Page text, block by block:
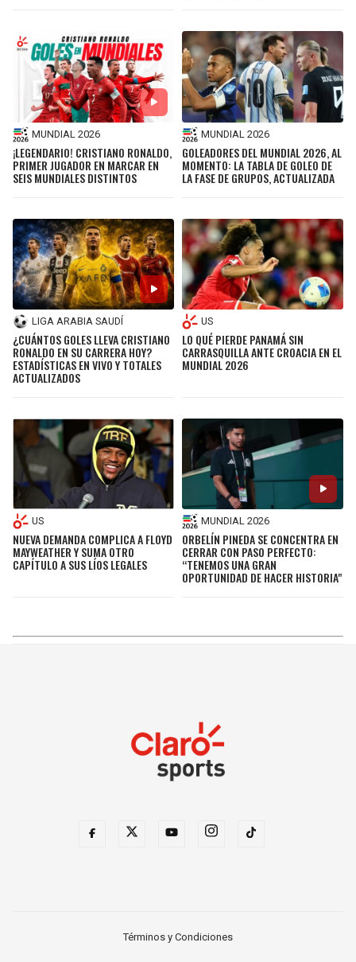
MUNDIAL 2026
¡LEGENDARIO! CRISTIANO RONALDO,
PRIMER JUGADOR EN MARCAR EN
SEIS MUNDIALES DISTINTOS
MUNDIAL 2026
GOLEADORES DEL MUNDIAL 2026, AL
MOMENTO: LA TABLA DE GOLEO DE
LA FASE DE GRUPOS, ACTUALIZADA
LIGA ARABIA SAUDÍ
¿CUÁNTOS GOLES LLEVA CRISTIANO
RONALDO EN SU CARRERA HOY?
ESTADÍSTICAS EN VIVO Y TOTALES
ACTUALIZADOS
US
LO QUÉ PIERDE PANAMÁ SIN
CARRASQUILLA ANTE CROACIA EN EL
MUNDIAL 2026
US
NUEVA DEMANDA COMPLICA A FLOYD
MAYWEATHER Y SUMA OTRO
CAPÍTULO A SUS LÍOS LEGALES
MUNDIAL 2026
ORBELÍN PINEDA SE CONCENTRA EN
CERRAR CON PASO PERFECTO:
“TENEMOS UNA GRAN
OPORTUNIDAD DE HACER HISTORIA"
Términos y Condiciones